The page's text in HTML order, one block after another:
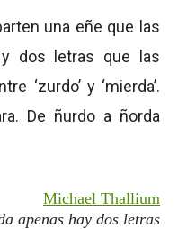
una eñe que las
dos letras que las
‘zurdo’ y ‘mierda’.
De ñurdo a ñorda
Michael Thallium
apenas hay dos letras